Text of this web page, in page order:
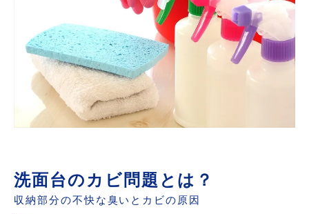
洗面台のカビ問題とは？
収納部分の不快な臭いとカビの原因